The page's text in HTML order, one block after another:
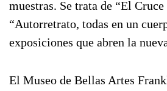
muestras. Se trata de “El
“Autorretrato, todas en un
exposiciones que abren la
El Museo de Bellas Artes